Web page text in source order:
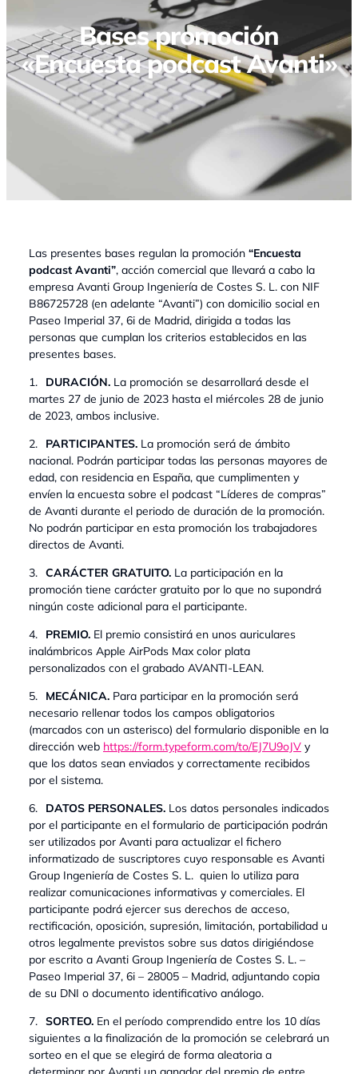
Bases promoción
«Encuesta podcast Avanti»
Las presentes bases regulan la promoción “Encuesta
podcast Avanti”, acción comercial que llevará a cabo la
empresa Avanti Group Ingeniería de Costes S. L. con NIF
B86725728 (en adelante “Avanti”) con domicilio social en
Paseo Imperial 37, 6i de Madrid, dirigida a todas las
personas que cumplan los criterios establecidos en las
presentes bases.
1.
DURACIÓN. La promoción se desarrollará desde el
martes 27 de junio de 2023 hasta el miércoles 28 de junio
de 2023, ambos inclusive.
2.
PARTICIPANTES. La promoción será de ámbito
nacional. Podrán participar todas las personas mayores de
edad, con residencia en España, que cumplimenten y
envíen la encuesta sobre el podcast “Líderes de compras”
de Avanti durante el periodo de duración de la promoción.
No podrán participar en esta promoción los trabajadores
directos de Avanti.
3. CARÁCTER GRATUITO. La participación en la
promoción tiene carácter gratuito por lo que no supondrá
ningún coste adicional para el participante.
4.
PREMIO. El premio consistirá en unos auriculares
inalámbricos Apple AirPods Max color plata
personalizados con el grabado AVANTI-LEAN.
5.
MECÁNICA. Para participar en la promoción será
necesario rellenar todos los campos obligatorios
(marcados con un asterisco) del formulario disponible en la
dirección web https://form.typeform.com/to/EJ7U9oJV y
que los datos sean enviados y correctamente recibidos
por el sistema.
6.
DATOS PERSONALES. Los datos personales indicados
por el participante en el formulario de participación podrán
ser utilizados por Avanti para actualizar el fichero
informatizado de suscriptores cuyo responsable es Avanti
Group Ingeniería de Costes S. L. quien lo utiliza para
realizar comunicaciones informativas y comerciales. El
participante podrá ejercer sus derechos de acceso,
rectificación, oposición, supresión, limitación, portabilidad u
otros legalmente previstos sobre sus datos dirigiéndose
por escrito a Avanti Group Ingeniería de Costes S. L. –
Paseo Imperial 37, 6i – 28005 – Madrid, adjuntando copia
de su DNI o documento identificativo análogo.
7. SORTEO. En el período comprendido entre los 10 días
siguientes a la finalización de la promoción se celebrará un
sorteo en el que se elegirá de forma aleatoria a